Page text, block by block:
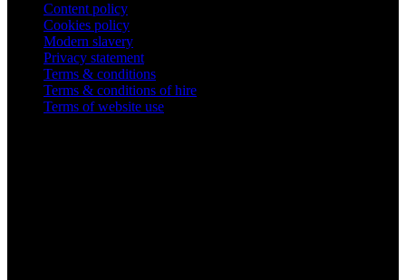
Content policy
Cookies policy
Modern slavery
Privacy statement
Terms & conditions
Terms & conditions of hire
Terms of website use